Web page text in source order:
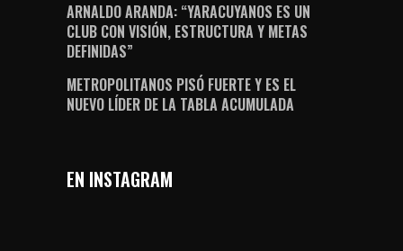
ARNALDO ARANDA: “YARACUYANOS ES UN
CLUB CON VISIÓN, ESTRUCTURA Y METAS
DEFINIDAS”
METROPOLITANOS PISÓ FUERTE Y ES EL
NUEVO LÍDER DE LA TABLA ACUMULADA
EN INSTAGRAM